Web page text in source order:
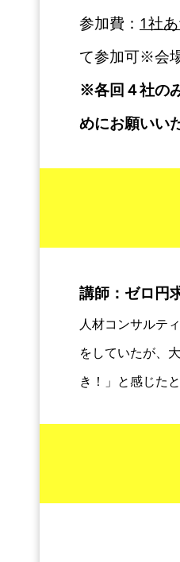
参加費： 1社
て参加可※会
※各回４社の
めにお願いい
講師：ゼロ
人材コンサルテ
をしていたが、
き！」と感じた